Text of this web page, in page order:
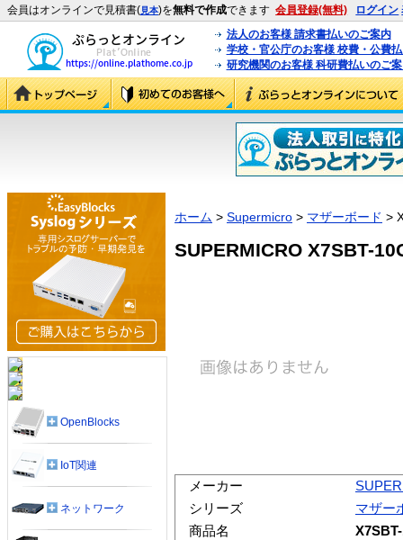
会員はオンラインで見積書(見本)を無料で作成できます 会員登録(無料) ログイン
法人のお客様 請求書払いのご案内
学校・官公庁のお客様 校費・公費
研究機関のお客様 科研費払いのご
ホーム > Supermicro > マザーボード >
SUPERMICRO X7SBT-
メーカー
シリーズ
マザー
商品名
OpenBlocks
IoT関連
ネットワーク